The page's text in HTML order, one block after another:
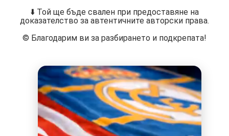
⬇️ Той ще бъде свален при предоставяне на
доказателство за автентичните авторски права.
©️ Благодарим ви за разбирането и подкрепата!